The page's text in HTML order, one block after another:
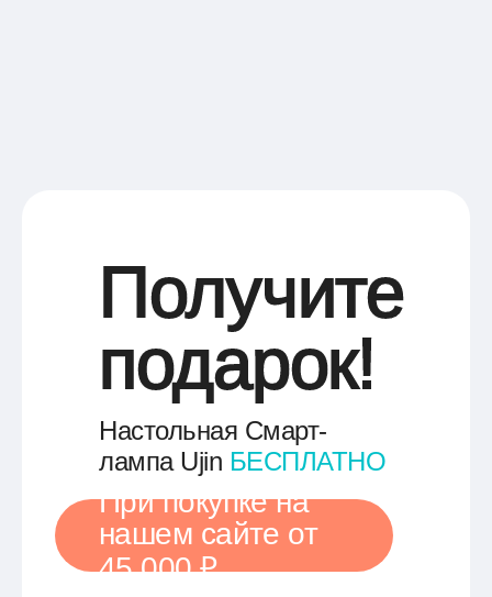
Получите
подарок!
Настольная Смарт-
лампа Ujin БЕСПЛАТНО
При покупке на
нашем сайте от
45 000₽